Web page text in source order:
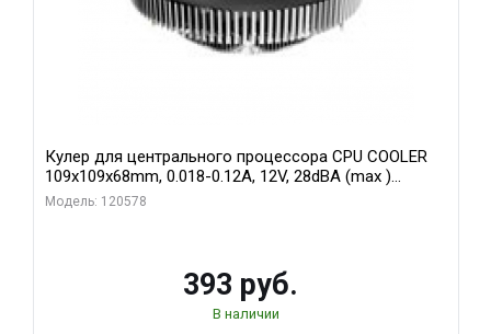
Кулер для центрального процессора CPU COOLER
109x109x68mm, 0.018-0.12A, 12V, 28dBA (max )
+/-10%
Модель: 120578
393 руб.
В наличии